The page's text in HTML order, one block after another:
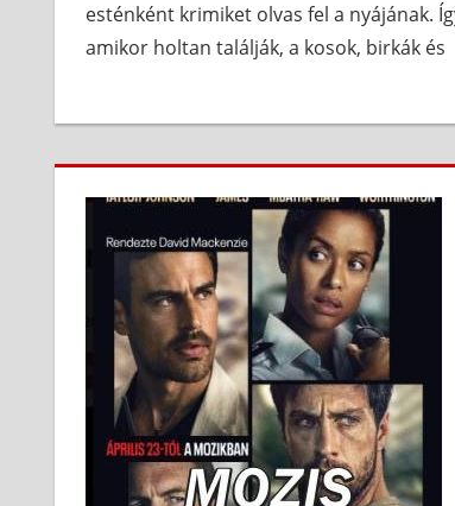
esténként krimiket olvas fel a nyájának.
amikor holtan találják, a kosok, birkák és